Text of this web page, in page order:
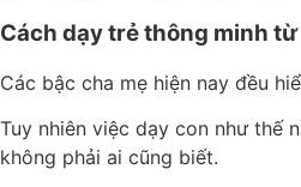
Cách dạy trẻ thông minh
Các bậc cha mẹ hiện nay đều
Tuy nhiên việc dạy con như thế
không phải ai cũng biết.